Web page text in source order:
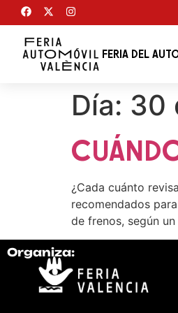
FERIA DEL
Día: 30
¿Cada cuánto
recomendados
de frenos, según
Organiza: